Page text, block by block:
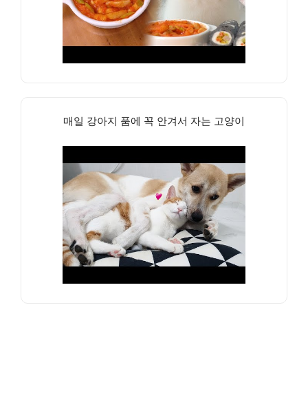
매일 강아지 품에 꼭 안겨서 자는 고양이